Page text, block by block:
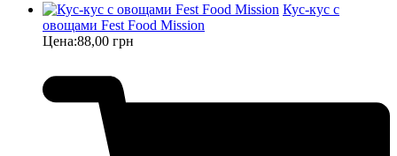
Кус-кус с
овощами Fest Food Mission
Цена:88,00 грн